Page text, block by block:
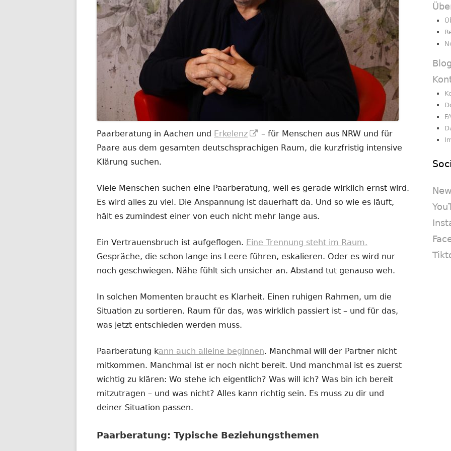
Paarberatung in Aachen und Erkelenz
In
neuem
– für Menschen aus NRW und für
Paare aus dem gesamten deutschsprachigen Raum, die kurzfristig intensive
Klärung suchen.
Viele Menschen suchen eine Paarberatung, weil es gerade wirklich ernst wird.
Es wird alles zu viel. Die Anspannung ist dauerhaft da. Und so wie es läuft,
hält es zumindest einer von euch nicht mehr lange aus.
Ein Vertrauensbruch ist aufgeflogen. Eine Trennung steht im Raum.
Gespräche, die schon lange ins Leere führen, eskalieren. Oder es wird nur
noch geschwiegen. Nähe fühlt sich unsicher an. Abstand tut genauso weh.
In solchen Momenten braucht es Klarheit. Einen ruhigen Rahmen, um die
Situation zu sortieren. Raum für das, was wirklich passiert ist – und für das,
was jetzt entschieden werden muss.
Paarberatung kann auch alleine beginnen. Manchmal will der Partner nicht
mitkommen. Manchmal ist er noch nicht bereit. Und manchmal ist es zuerst
wichtig zu klären: Wo stehe ich eigentlich? Was will ich? Was bin ich bereit
mitzutragen – und was nicht? Alles kann richtig sein. Es muss zu dir und
deiner Situation passen.
Paarberatung: Typische Beziehungsthemen
Blog